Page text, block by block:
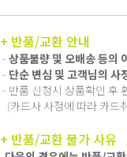
+ 반품/교환 안내
- 상품불량 및 오배송 등의
- 단순 변심 및 고객님의
- 반품 신청시 상품확인 후
(카드사 사정에 따라 카드
+ 반품/교환 불가 사유